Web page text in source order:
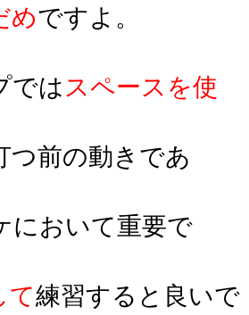
めですよ。
では スペースを使
つ前の動きであ
において重要で
て練習すると良いで